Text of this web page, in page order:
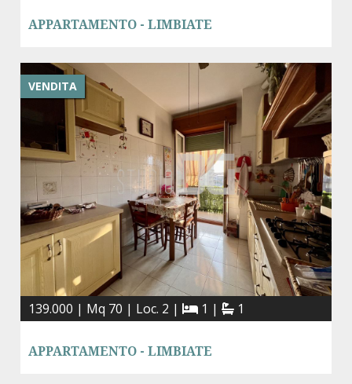
APPARTAMENTO - LIMBIATE
VENDITA
139.000 | Mq 70 | Loc. 2 | 1 | 1
APPARTAMENTO - LIMBIATE